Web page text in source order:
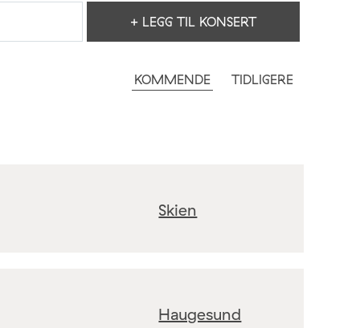
+ LEGG TIL KONSERT
KOMMENDE TIDLIGERE
Skien
Haugesund